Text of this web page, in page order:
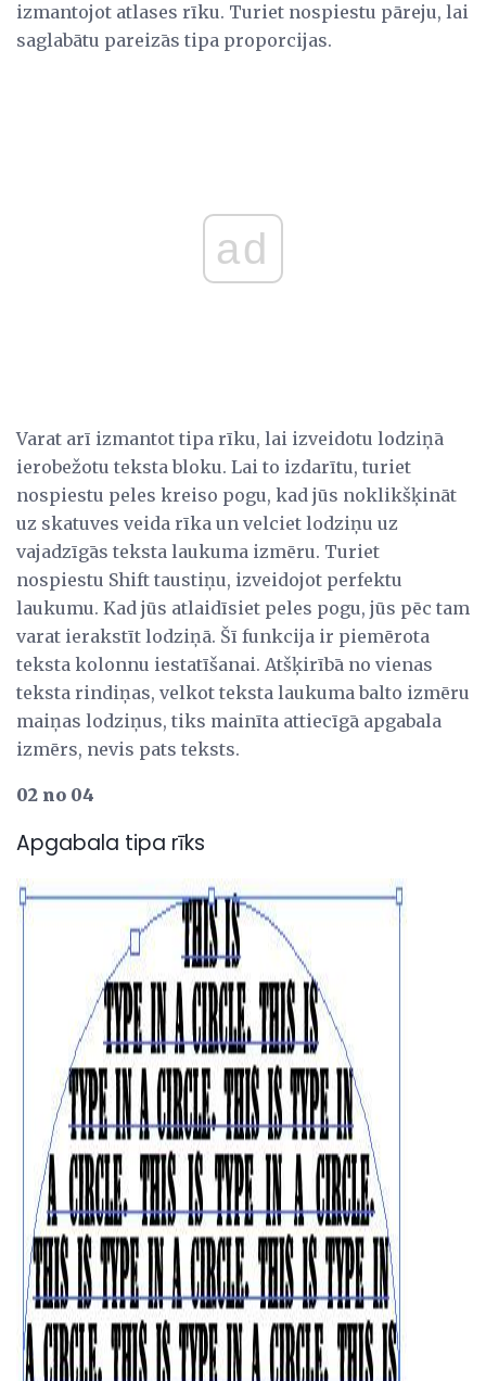
izmantojot atlases rīku. Turiet nospiestu pāreju, lai
saglabātu pareizās tipa proporcijas.
ad
Varat arī izmantot tipa rīku, lai izveidotu lodziņā
ierobežotu teksta bloku. Lai to izdarītu, turiet
nospiestu peles kreiso pogu, kad jūs noklikšķināt
uz skatuves veida rīka un velciet lodziņu uz
vajadzīgās teksta laukuma izmēru. Turiet
nospiestu Shift taustiņu, izveidojot perfektu
laukumu. Kad jūs atlaidīsiet peles pogu, jūs pēc tam
varat ierakstīt lodziņā. Šī funkcija ir piemērota
teksta kolonnu iestatīšanai. Atšķirībā no vienas
teksta rindiņas, velkot teksta laukuma balto izmēru
maiņas lodziņus, tiks mainīta attiecīgā apgabala
izmērs, nevis pats teksts.
02 no 04
Apgabala tipa rīks